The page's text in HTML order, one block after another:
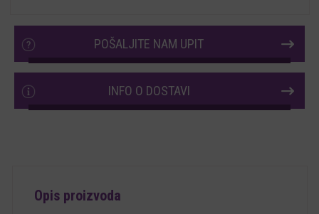
POŠALJITE NAM UPIT
INFO O DOSTAVI
Opis proizvoda